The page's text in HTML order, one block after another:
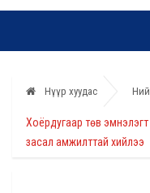
Нүүр хуудас
Хоёрдугаар төв
засал амжилттай хийлээ